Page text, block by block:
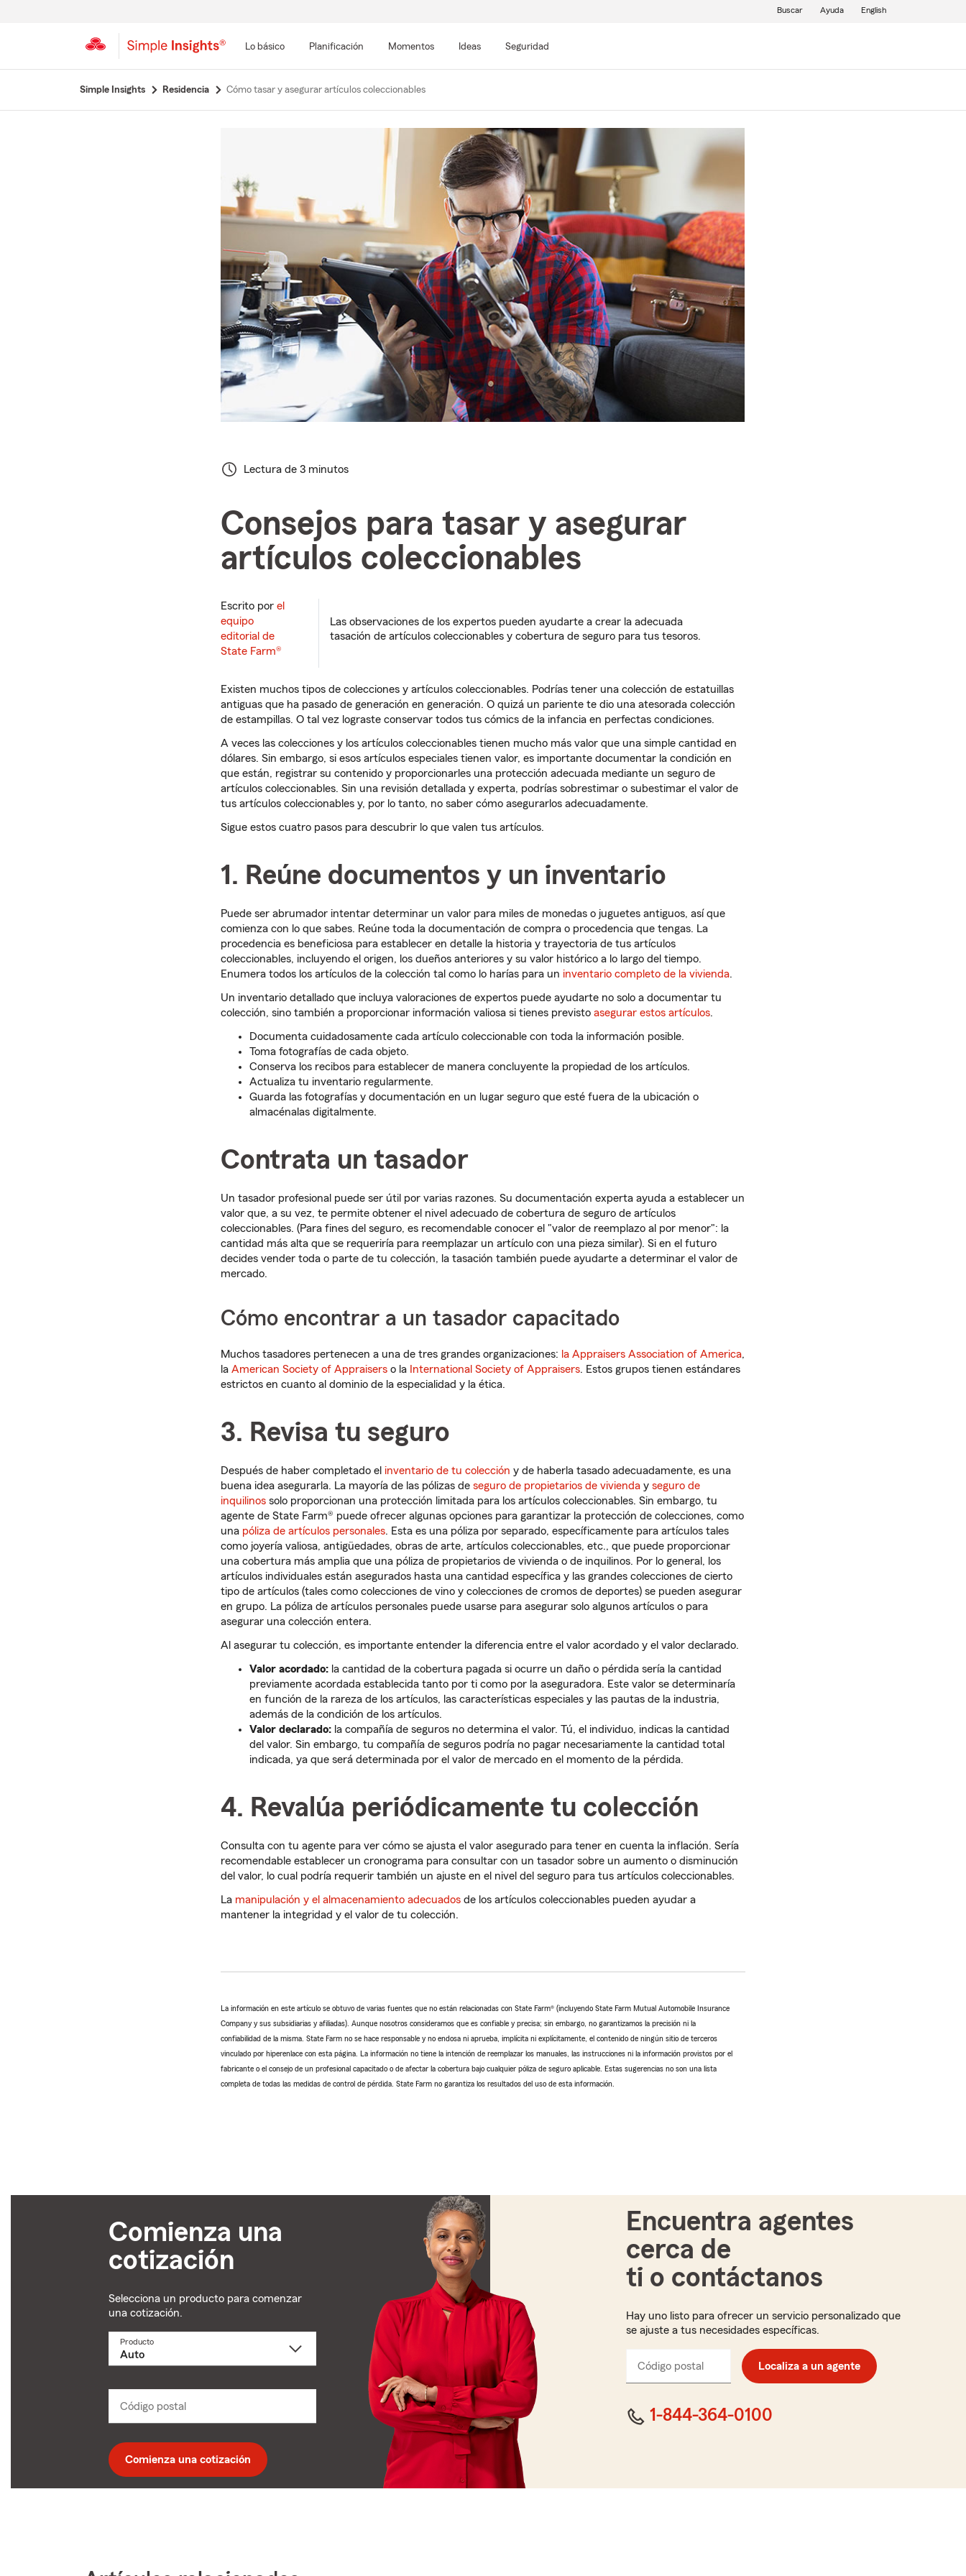
Lo básico Planificación Momentos Ideas Seguridad
Buscar Ayuda English
Simple Insights Residencia Cómo tasar y asegurar artículos coleccionables
Lectura de 3 minutos
Consejos para tasar y asegurar
artículos coleccionables
Escrito por el
equipo
editorial de
State Farm®
Las observaciones de los expertos pueden ayudarte a crear la adecuada
tasación de artículos coleccionables y cobertura de seguro para tus tesoros.
Existen muchos tipos de colecciones y artículos coleccionables. Podrías tener una colección de estatuillas
antiguas que ha pasado de generación en generación. O quizá un pariente te dio una atesorada colección
de estampillas. O tal vez lograste conservar todos tus cómics de la infancia en perfectas condiciones.
A veces las colecciones y los artículos coleccionables tienen mucho más valor que una simple cantidad en
dólares. Sin embargo, si esos artículos especiales tienen valor, es importante documentar la condición en
que están, registrar su contenido y proporcionarles una protección adecuada mediante un seguro de
artículos coleccionables. Sin una revisión detallada y experta, podrías sobrestimar o subestimar el valor de
tus artículos coleccionables y, por lo tanto, no saber cómo asegurarlos adecuadamente.
Sigue estos cuatro pasos para descubrir lo que valen tus artículos.
1. Reúne documentos y un inventario
Puede ser abrumador intentar determinar un valor para miles de monedas o juguetes antiguos, así que
comienza con lo que sabes. Reúne toda la documentación de compra o procedencia que tengas. La
procedencia es beneficiosa para establecer en detalle la historia y trayectoria de tus artículos
coleccionables, incluyendo el origen, los dueños anteriores y su valor histórico a lo largo del tiempo.
Enumera todos los artículos de la colección tal como lo harías para un inventario completo de la vivienda.
Un inventario detallado que incluya valoraciones de expertos puede ayudarte no solo a documentar tu
colección, sino también a proporcionar información valiosa si tienes previsto asegurar estos artículos.
Documenta cuidadosamente cada artículo coleccionable con toda la información posible.
Toma fotografías de cada objeto.
Conserva los recibos para establecer de manera concluyente la propiedad de los artículos.
Actualiza tu inventario regularmente.
Guarda las fotografías y documentación en un lugar seguro que esté fuera de la ubicación o
almacénalas digitalmente.
Contrata un tasador
Un tasador profesional puede ser útil por varias razones. Su documentación experta ayuda a establecer un
valor que, a su vez, te permite obtener el nivel adecuado de cobertura de seguro de artículos
coleccionables. (Para fines del seguro, es recomendable conocer el "valor de reemplazo al por menor": la
cantidad más alta que se requeriría para reemplazar un artículo con una pieza similar). Si en el futuro
decides vender toda o parte de tu colección, la tasación también puede ayudarte a determinar el valor de
mercado.
Cómo encontrar a un tasador capacitado
Muchos tasadores pertenecen a una de tres grandes organizaciones: la Appraisers Association of America,
la American Society of Appraisers o la International Society of Appraisers. Estos grupos tienen estándares
estrictos en cuanto al dominio de la especialidad y la ética.
3. Revisa tu seguro
Después de haber completado el inventario de tu colección y de haberla tasado adecuadamente, es una
buena idea asegurarla. La mayoría de las pólizas de seguro de propietarios de vivienda y seguro de
inquilinos solo proporcionan una protección limitada para los artículos coleccionables. Sin embargo, tu
agente de State Farm® puede ofrecer algunas opciones para garantizar la protección de colecciones, como
una póliza de artículos personales. Esta es una póliza por separado, específicamente para artículos tales
como joyería valiosa, antigüedades, obras de arte, artículos coleccionables, etc., que puede proporcionar
una cobertura más amplia que una póliza de propietarios de vivienda o de inquilinos. Por lo general, los
artículos individuales están asegurados hasta una cantidad específica y las grandes colecciones de cierto
tipo de artículos (tales como colecciones de vino y colecciones de cromos de deportes) se pueden asegurar
en grupo. La póliza de artículos personales puede usarse para asegurar solo algunos artículos o para
asegurar una colección entera.
Al asegurar tu colección, es importante entender la diferencia entre el valor acordado y el valor declarado.
Valor acordado: la cantidad de la cobertura pagada si ocurre un daño o pérdida sería la cantidad
previamente acordada establecida tanto por ti como por la aseguradora. Este valor se determinaría
en función de la rareza de los artículos, las características especiales y las pautas de la industria,
además de la condición de los artículos.
Valor declarado: la compañía de seguros no determina el valor. Tú, el individuo, indicas la cantidad
del valor. Sin embargo, tu compañía de seguros podría no pagar necesariamente la cantidad total
indicada, ya que será determinada por el valor de mercado en el momento de la pérdida.
4. Revalúa periódicamente tu colección
Consulta con tu agente para ver cómo se ajusta el valor asegurado para tener en cuenta la inflación. Sería
recomendable establecer un cronograma para consultar con un tasador sobre un aumento o disminución
del valor, lo cual podría requerir también un ajuste en el nivel del seguro para tus artículos coleccionables.
La manipulación y el almacenamiento adecuados de los artículos coleccionables pueden ayudar a
mantener la integridad y el valor de tu colección.
La información en este artículo se obtuvo de varias fuentes que no están relacionadas con State Farm® (incluyendo State Farm Mutual Automobile Insurance
Company y sus subsidiarias y afiliadas). Aunque nosotros consideramos que es confiable y precisa; sin embargo, no garantizamos la precisión ni la
confiabilidad de la misma. State Farm no se hace responsable y no endosa ni aprueba, implícita ni explícitamente, el contenido de ningún sitio de terceros
vinculado por hiperenlace con esta página. La información no tiene la intención de reemplazar los manuales, las instrucciones ni la información provistos por el
fabricante o el consejo de un profesional capacitado o de afectar la cobertura bajo cualquier póliza de seguro aplicable. Estas sugerencias no son una lista
completa de todas las medidas de control de pérdida. State Farm no garantiza los resultados del uso de esta información.
Comienza una
cotización
Selecciona un producto para comenzar
una cotización.
Producto
dropdown
Código postal
postal
de
Comienza una cotización
Encuentra agentes
cerca de
ti o contáctanos
Hay uno listo para ofrecer un servicio personalizado que
se ajuste a tus necesidades específicas.
Código postal
de
Localiza a un agente
1-844-364-0100